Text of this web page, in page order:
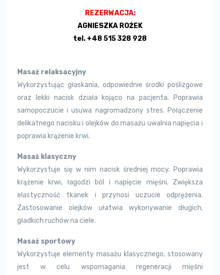
REZERWACJA:
AGNIESZKA ROŻEK
tel. +48 515 328 928
Masaż relaksacyjny
Wykorzystując głaskania, odpowiednie środki poślizgowe
oraz lekki nacisk działa kojąco na pacjenta. Poprawia
samopoczucie i usuwa nagromadzony stres. Połączenie
delikatnego nacisku i olejków do masażu uwalnia napięcia i
poprawia krążenie krwi.
Masaż klasyczny
Wykorzystuje się w nim nacisk średniej mocy. Poprawia
krążenie krwi, łagodzi ból i napięcie mięśni. Zwiększa
elastyczność tkanek i przynosi uczucie odprężenia.
Zastosowanie olejków ułatwia wykonywanie długich,
gładkich ruchów na ciele.
Masaż sportowy
Wykorzystuje elementy masażu klasycznego, stosowany
jest w celu wspomagania regeneracji mięśni